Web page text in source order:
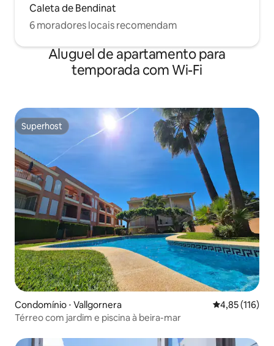
Caleta de Bendinat
6 moradores locais recomendam
Aluguel de apartamento para
temporada com Wi-Fi
Superhost
Superhost
Condomínio ⋅ Vallgornera 4,85 de uma
4,85 (116)
Térreo com jardim e piscina à beira-mar